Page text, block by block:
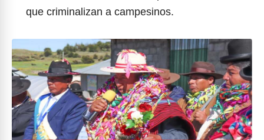
que criminalizan a campesinos.